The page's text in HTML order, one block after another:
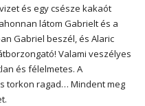
és egy csésze kakaót
látom Gabrielt és a
Gabriel beszél, és Alaric
Valami veszélyes
és félelmetes. A
torkon ragad… Mindent meg